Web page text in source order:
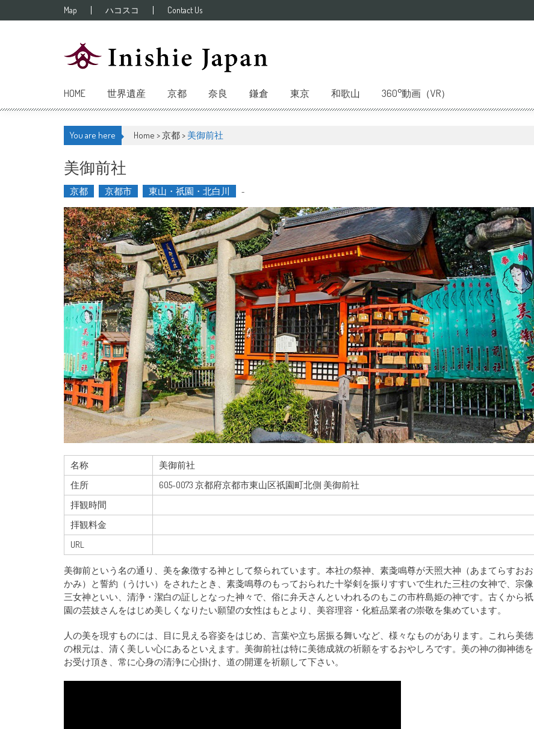
Map ハコスコ Contact Us
HOME 世界遺産 京都 奈良 鎌倉 東京 和歌山 360°動画（VR）
You are here Home >京都> 美御前社
美御前社
京都 京都市 東山・祇園・北白川 -
名称
美御前社
住所
605-0073 京都府京都市東山区祇園町北側 美御前社
拝観時間
拝観料金
URL
美御前という名の通り、美を象徴する神として祭られています。本社の祭神、素戔鳴尊が天照大神（あまてらすおお
かみ）と誓約（うけい）をされたとき、素戔鳴尊のもっておられた十挙剣を振りすすいで生れた三柱の女神で、宗像
三女神といい、清浄・潔白の証しとなった神々で、俗に弁天さんといわれるのもこの市杵島姫の神です。古くから祇
園の芸妓さんをはじめ美しくなりたい願望の女性はもとより、美容理容・化粧品業者の崇敬を集めています。
人の美を現すものには、目に見える容姿をはじめ、言葉や立ち居振る舞いなど、様々なものがあります。これら美徳
の根元は、清く美しい心にあるといえます。美御前社は特に美徳成就の祈願をするおやしろです。美の神の御神徳を
お受け頂き、常に心身の清浄に心掛け、道の開運を祈願して下さい。